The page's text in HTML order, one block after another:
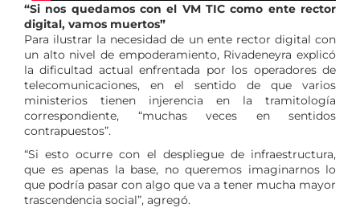
“Si nos quedamos con el VM TIC como ente rector
digital, vamos muertos”
Para ilustrar la necesidad de un ente rector digital con
un alto nivel de empoderamiento, Rivadeneyra explicó
la dificultad actual enfrentada por los operadores de
telecomunicaciones, en el sentido de que varios
ministerios tienen injerencia en la tramitología
correspondiente, “muchas veces en sentidos
contrapuestos”.
“Si esto ocurre con el despliegue de infraestructura,
que es apenas la base, no queremos imaginarnos lo
que podría pasar con algo que va a tener mucha mayor
trascendencia social”, agregó.